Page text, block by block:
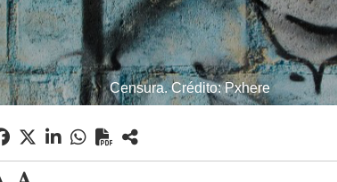
Censura. Crédito: Pxhere